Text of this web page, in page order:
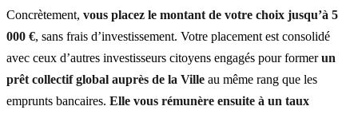
Concrètement, vous placez le montant de votre choix jusqu’à 5
000 €, sans frais d’investissement. Votre placement est consolidé
avec ceux d’autres investisseurs citoyens engagés pour formerun
prêt collectif global auprès de la Ville au même rang que les
emprunts bancaires. Elle vous rémunère ensuite à un taux